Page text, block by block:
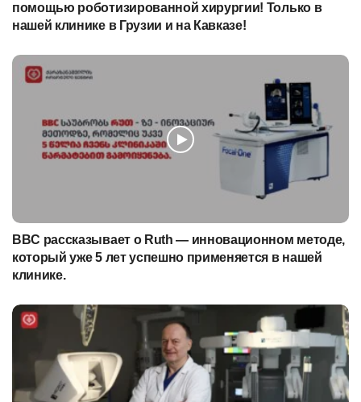
помощью роботизированной хирургии! Только в
нашей клинике в Грузии и на Кавказе!
BBC рассказывает о Ruth — инновационном методе,
который уже 5 лет успешно применяется в нашей
клинике.